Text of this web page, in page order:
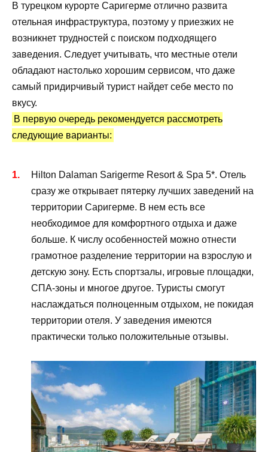
В турецком курорте Саригерме отлично развита
отельная инфраструктура, поэтому у приезжих не
возникнет трудностей с поиском подходящего
заведения. Следует учитывать, что местные отели
обладают настолько хорошим сервисом, что даже
самый придирчивый турист найдет себе место по
вкусу.
В первую очередь рекомендуется рассмотреть
следующие варианты:
Hilton Dalaman Sarigerme Resort & Spa 5*. Отель
сразу же открывает пятерку лучших заведений на
территории Саригерме. В нем есть все
необходимое для комфортного отдыха и даже
больше. К числу особенностей можно отнести
грамотное разделение территории на взрослую и
детскую зону. Есть спортзалы, игровые площадки,
СПА-зоны и многое другое. Туристы смогут
наслаждаться полноценным отдыхом, не покидая
территории отеля. У заведения имеются
практически только положительные отзывы.